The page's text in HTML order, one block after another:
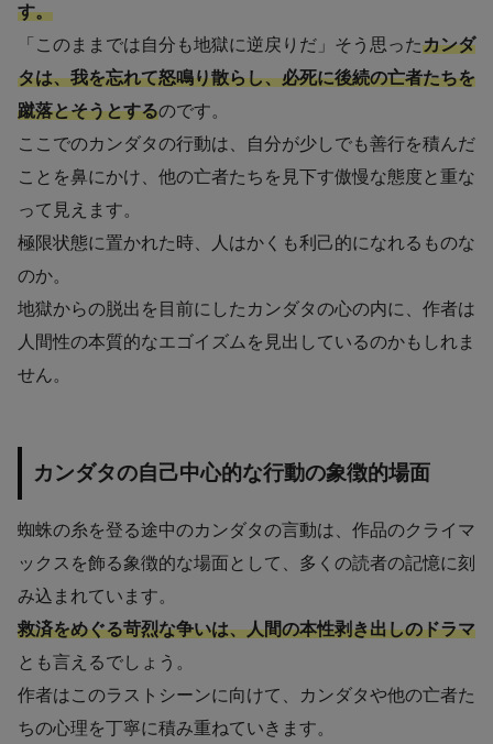
す。
「このままでは自分も地獄に逆戻りだ」そう思ったカンダ
タは、我を忘れて怒鳴り散らし、必死に後続の亡者たちを
蹴落とそうとするのです。
ここでのカンダタの行動は、自分が少しでも善行を積んだ
ことを鼻にかけ、他の亡者たちを見下す傲慢な態度と重な
って見えます。
極限状態に置かれた時、人はかくも利己的になれるものな
のか。
地獄からの脱出を目前にしたカンダタの心の内に、作者は
人間性の本質的なエゴイズムを見出しているのかもしれま
せん。
カンダタの自己中心的な行動の象徴的場面
蜘蛛の糸を登る途中のカンダタの言動は、作品のクライマ
ックスを飾る象徴的な場面として、多くの読者の記憶に刻
み込まれています。
救済をめぐる苛烈な争いは、人間の本性剥き出しのドラマ
とも言えるでしょう。
作者はこのラストシーンに向けて、カンダタや他の亡者た
ちの心理を丁寧に積み重ねていきます。